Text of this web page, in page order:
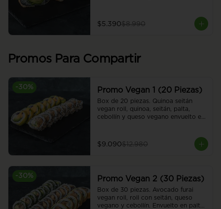
$5.390$8.990
Promos Para Compartir
-30% Promo Vegan 1 (20 Piezas)
Box de 20 piezas. Quinoa seitán
vegan roll, quinoa, seitán, palta,
cebollín y queso vegano envuelto en
caramelizada, palta y queso vegano,
envuelto en palta. Cubierto con salsa
$9.090$12.980
-30% Promo Vegan 2 (30 Piezas)
Box de 30 piezas. Avocado furai
vegan roll, roll con seitán, queso
vegano y cebollín. Envuelto en palta